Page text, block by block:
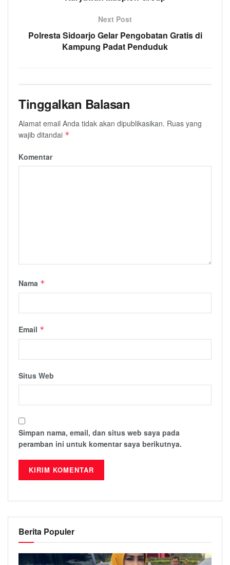
Next Post
Polresta Sidoarjo Gelar Pengobatan Gratis di
Kampung Padat Penduduk
Tinggalkan Balasan
Alamat email Anda tidak akan dipublikasikan. Ruas yang
wajib ditandai *
Komentar
Nama *
Email *
Situs Web
Simpan nama, email, dan situs web saya pada
peramban ini untuk komentar saya berikutnya.
Berita Populer